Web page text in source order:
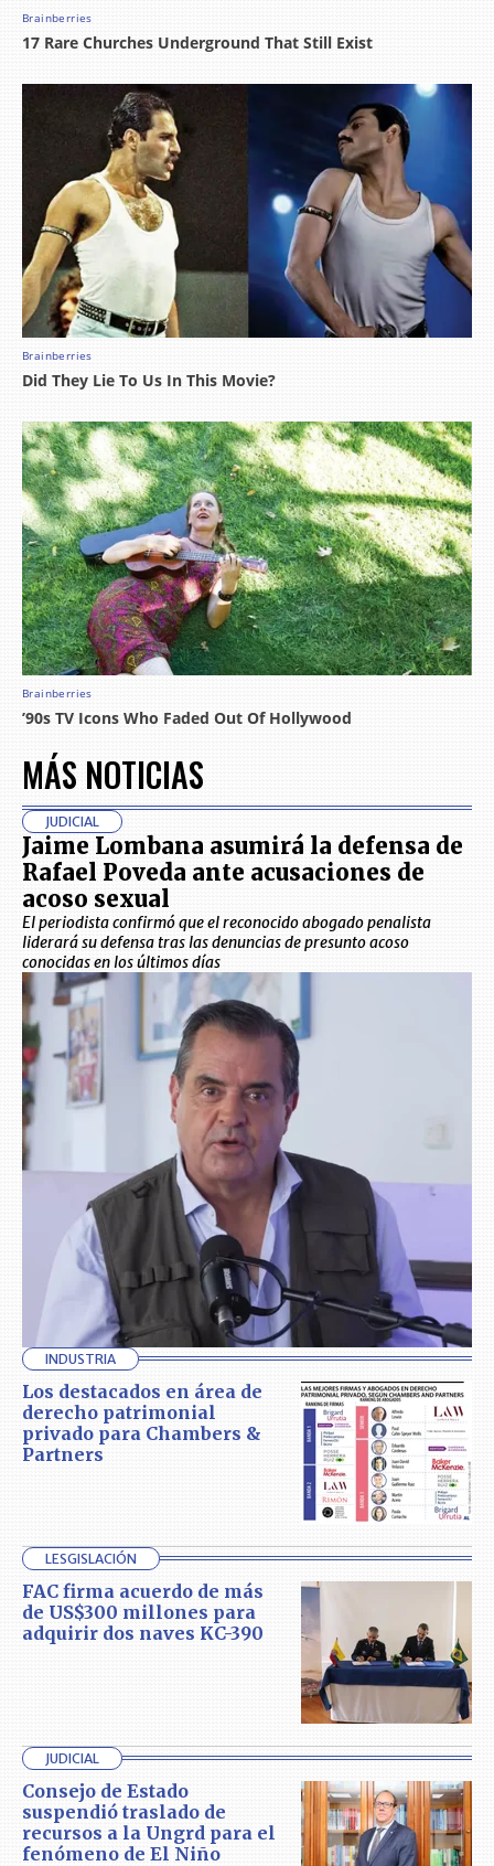
MÁS NOTICIAS
JUDICIAL
Jaime Lombana asumirá la defensa de
Rafael Poveda ante acusaciones de
acoso sexual
El periodista confirmó que el reconocido abogado penalista
liderará su defensa tras las denuncias de presunto acoso
conocidas en los últimos días
INDUSTRIA
Los destacados en área de
derecho patrimonial
privado para Chambers &
Partners
LESGISLACIÓN
FAC firma acuerdo de más
de US$300 millones para
adquirir dos naves KC-390
JUDICIAL
Consejo de Estado
suspendió traslado de
recursos a la Ungrd para el
fenómeno de El Niño